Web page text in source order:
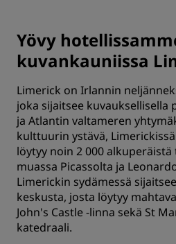
Yövy
kuvankauniissa
Limerick on Irlannin
joka sijaitsee kuvauksellisella
ja Atlantin valtameren
kulttuurin ystävä,
löytyy noin 2 000
muassa Picassolta ja
Limerickin sydämessä
keskusta, josta löytyy
John's Castle -linna sekä St
katedraali.